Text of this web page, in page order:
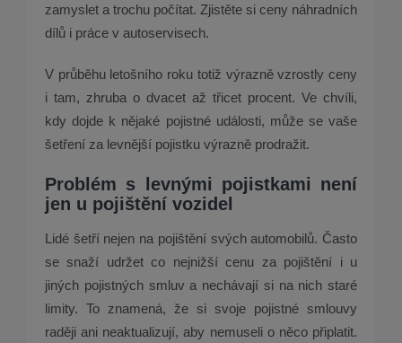
zamyslet a trochu počítat. Zjistěte si ceny náhradních
dílů i práce v autoservisech.
V průběhu letošního roku totiž výrazně vzrostly ceny
i tam, zhruba o dvacet až třicet procent. Ve chvíli,
kdy dojde k nějaké pojistné události, může se vaše
šetření za levnější pojistku výrazně prodražit.
Problém s levnými pojistkami není
jen u pojištění vozidel
Lidé šetří nejen na pojištění svých automobilů. Často
se snaží udržet co nejnižší cenu za pojištění i u
jiných pojistných smluv a nechávají si na nich staré
limity. To znamená, že si svoje pojistné smlouvy
raději ani neaktualizují, aby nemuseli o něco připlatit.